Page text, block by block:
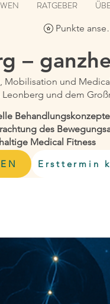
RATGEBER
–
und
Leonberg und dem
Behandlungskonzepte
des
Medical Fitness
Ersttermin